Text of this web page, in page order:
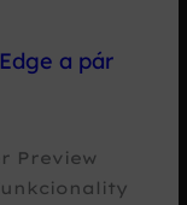
a pár
Preview